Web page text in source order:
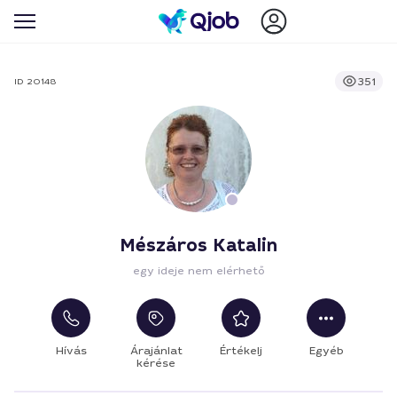
ID 20148 351
Mészáros Katalin
egy ideje nem elérhető
Hívás
Árajánlat
kérése
Értékelj Egyéb